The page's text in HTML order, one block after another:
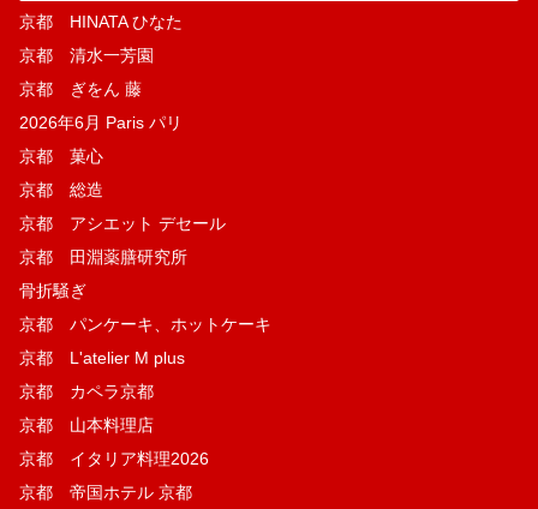
京都 HINATA ひなた
京都 清水一芳園
京都 ぎをん 藤
2026年6月 Paris パリ
京都 菓​心
京都 総造
京都 アシエット デセール
京都 田淵薬膳研究所
骨折騒ぎ
京都 パンケーキ、ホットケーキ
京都 L'atelier M plus
京都 カペラ京都
京都 山本料理店
京都 イタリア料理2026
京都 帝国ホテル 京都